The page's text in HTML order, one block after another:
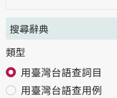
搜尋辭典
類型
用臺灣台語查詞目
用臺灣台語查用例